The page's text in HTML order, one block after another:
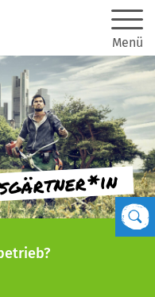
Menü
gärtner*in